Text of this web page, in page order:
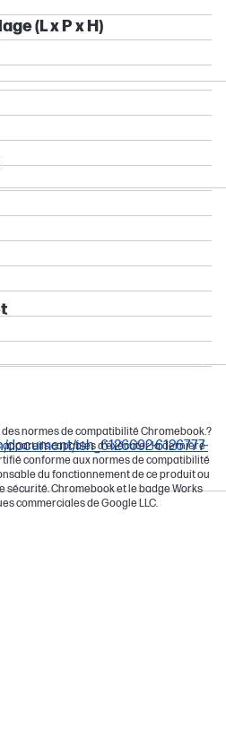
(L x P x H)
ish_6126692-6126777-
des normes de compatibilité Chromebook.?
capables d’exécuter la dernière
conforme aux normes de compatibilité
du fonctionnement de ce produit ou
sécurité. Chromebook et le badge Works
commerciales de Google LLC.